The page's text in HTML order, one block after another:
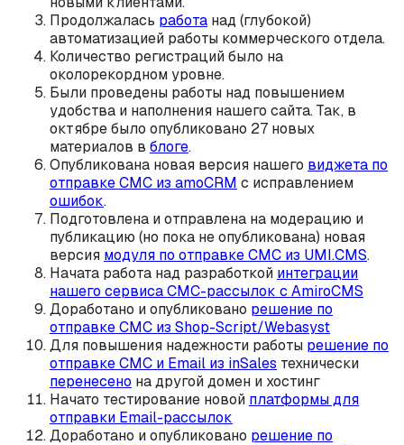
Продолжалась работа над (глубокой)
автоматизацией работы коммерческого отдела.
Количество регистраций было на
околорекордном уровне.
Были проведены работы над повышением
удобства и наполнения нашего сайта. Так, в
октябре было опубликовано 27 новых
материалов в блоге.
Опубликована новая версия нашего виджета по
отправке СМС из amoCRM с исправлением
ошибок.
Подготовлена и отправлена на модерацию и
публикацию (но пока не опубликована) новая
версия модуля по отправке СМС из UMI.CMS.
Начата работа над разработкой интеграции
нашего сервиса СМС-рассылок с AmiroCMS
Доработано и опубликовано решение по
отправке СМС из Shop-Script/Webasyst
Для повышения надежности работы решение по
отправке СМС и Email из inSales технически
перенесено на другой домен и хостинг
Начато тестирование новой платформы для
отправки Email-рассылок
Доработано и опубликовано решение по